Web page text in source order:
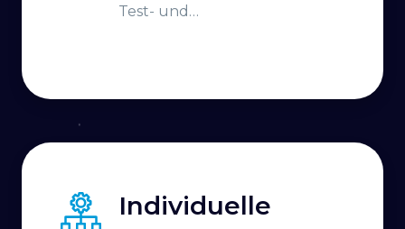
Test- und
Individuelle